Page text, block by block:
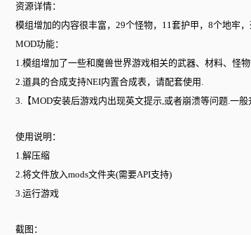
资源详情：
模组增加的内容很丰富，29个怪物，11套护甲，8个地牢
MOD功能：
1.模组增加了一些和魔兽世界游戏相关的武器、材料、怪
2.道具的合成支持NEI内置合成表，请配套使用.
3.【MOD安装后游戏内出现英文提示,或者崩溃等问题.一般
使用说明：
1.解压缩
2.将文件放入mods文件夹(需要API支持)
3.运行游戏
截图：